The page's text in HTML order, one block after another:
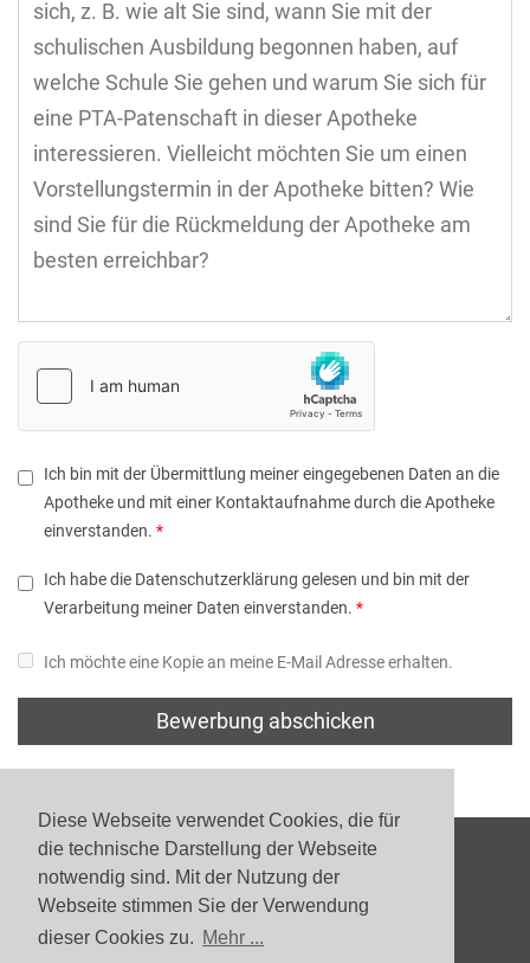
Diese Webseite verwendet Cookies, die für
die technische Darstellung der Webseite
notwendig sind. Mit der Nutzung der
Webseite stimmen Sie der Verwendung
dieser Cookies zu. Mehr ...
Ich bin mit der Übermittlung meiner eingegebenen Daten an die
Apotheke und mit einer Kontaktaufnahme durch die Apotheke
einverstanden.
Ich habe die Datenschutzerklärung gelesen und bin mit der
Verarbeitung meiner Daten einverstanden.
Ich möchte eine Kopie an meine E-Mail Adresse erhalten.
Bewerbung abschicken